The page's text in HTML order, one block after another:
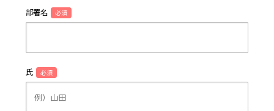
部署名 必須
氏 必須